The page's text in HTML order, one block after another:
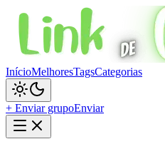
InícioMelhoresTagsCategorias
+ Enviar grupoEnviar